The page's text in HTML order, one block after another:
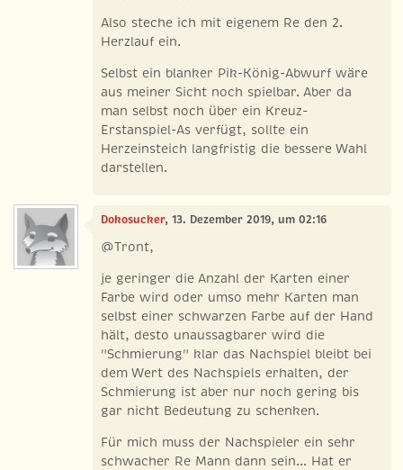
Also steche ich mit eigenem Re den 2.
Herzlauf ein.
Selbst ein blanker Pik-König-Abwurf wäre
aus meiner Sicht noch spielbar. Aber da
man selbst noch über ein Kreuz-
Erstanspiel-As verfügt, sollte ein
Herzeinsteich langfristig die bessere Wahl
darstellen.
Dokosucker, 13. Dezember 2019, um 02:16
@Tront,
je geringer die Anzahl der Karten einer
Farbe wird oder umso mehr Karten man
selbst einer schwarzen Farbe auf der Hand
hält, desto unaussagbarer wird die
"Schmierung" klar das Nachspiel bleibt bei
dem Wert des Nachspiels erhalten, der
Schmierung ist aber nur noch gering bis
gar nicht Bedeutung zu schenken.
Für mich muss der Nachspieler ein sehr
schwacher Re Mann dann sein... Hat er